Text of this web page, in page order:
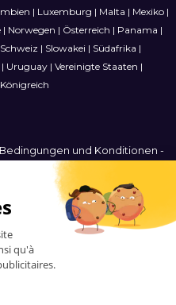
| Luxemburg | Malta | Mexiko|
| Norwegen | Österreich | Panama |
Schweiz | Slowakei | Südafrika |
| Uruguay | Vereinigte Staaten |
Bedingungen und Konditionen -
Sitemap